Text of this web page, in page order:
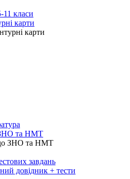
11 класи
карти
карти
ЗНО та НМТ
ЗНО та НМТ
завдань
довідник + тести